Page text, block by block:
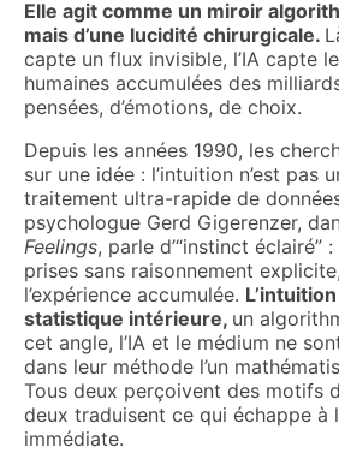
Elle agit comme un miroir
mais d’une lucidité chirurgicale.
capte un flux invisible, l’IA capte
humaines accumulées des
pensées, d’émotions, de choix.
Depuis les années 1990, les
sur une idée : l’intuition n’est pas
traitement ultra-rapide de
psychologue Gerd Gigerenzer,
Feelings, parle d’“instinct éclairé”
prises sans raisonnement
l’expérience accumulée.
statistique intérieure, un
cet angle, l’IA et le médium ne
dans leur méthode l’un
Tous deux perçoivent des motifs
deux traduisent ce qui échappe à
immédiate.